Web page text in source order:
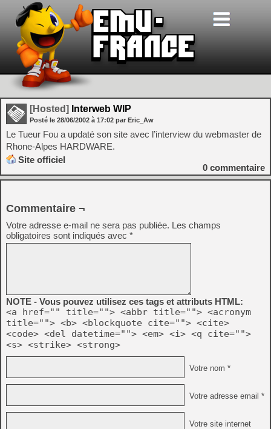
[Hosted] Interweb WIP
Posté le 28/06/2002 à 17:02 par Eric_Aw
Le Tueur Fou a updaté son site avec l’interview du webmaster de
Rhone-Alpes HARDWARE.
Site officiel
0 commentaire
Commentaire ¬
Votre adresse e-mail ne sera pas publiée. Les champs
obligatoires sont indiqués avec *
NOTE - Vous pouvez utilisez ces tags et attributs HTML:
<a href="" title=""> <abbr title=""> <acronym
title=""> <b> <blockquote cite=""> <cite>
<code> <del datetime=""> <em> <i> <q cite="">
<s> <strike> <strong>
Votre nom *
Votre adresse email *
Votre site internet